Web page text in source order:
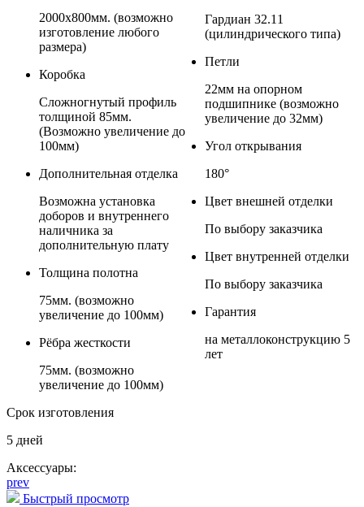
2000х800мм. (возможно
изготовление любого
размера)
Коробка
Сложногнутый профиль
толщиной 85мм.
(Возможно увеличение до
100мм)
Дополнительная отделка
Возможна установка
доборов и внутреннего
наличника за
дополнительную плату
Толщина полотна
75мм. (возможно
увеличение до 100мм)
Рёбра жесткости
75мм. (возможно
увеличение до 100мм)
Гардиан 32.11
(цилиндрического типа)
Петли
22мм на опорном
подшипнике (возможно
увеличение до 32мм)
Угол открывания
180°
Цвет внешней отделки
По выбору заказчика
Цвет внутренней отделки
По выбору заказчика
Гарантия
на металлоконструкцию 5
лет
Срок изготовления
5 дней
Аксессуары:
prev
Быстрый просмотр